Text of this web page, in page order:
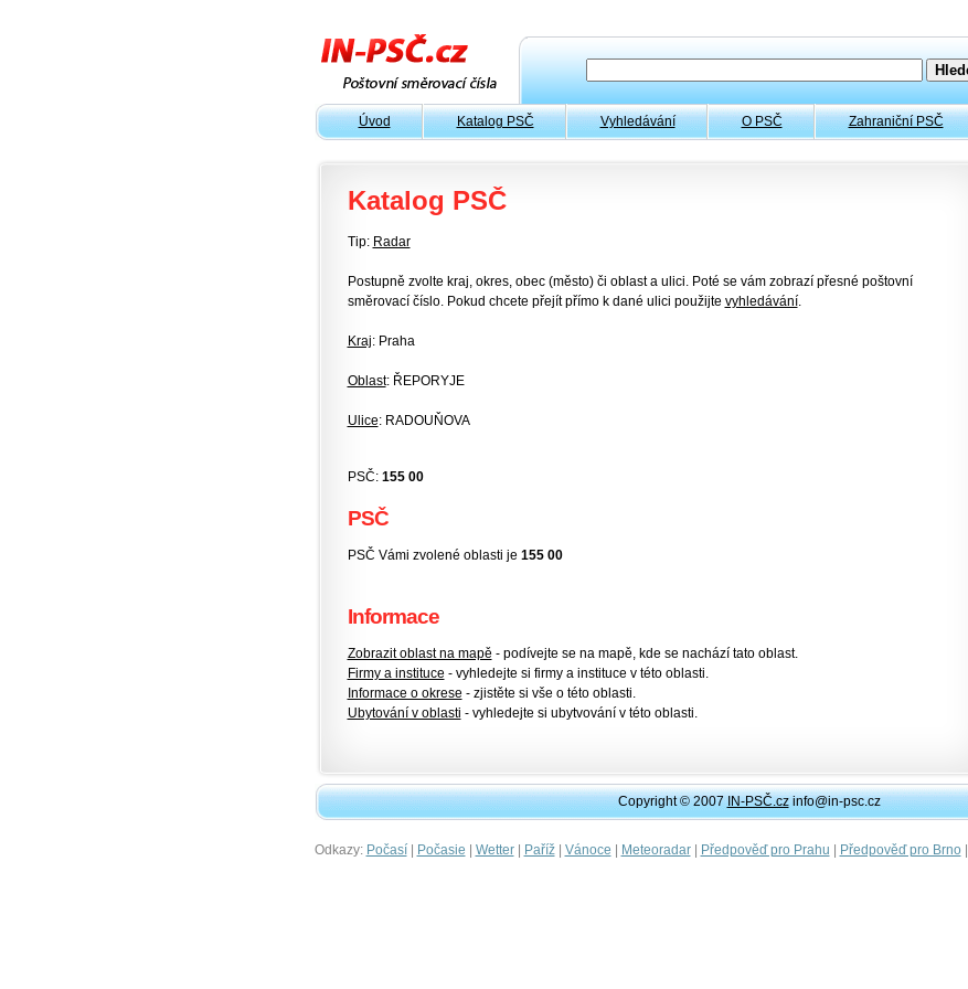
Úvod Katalog PSČ Vyhledávání O PSČ Zahraniční PSČ
Katalog PSČ
Tip: Radar
Postupně zvolte kraj, okres, obec (město) či oblast a ulici. Poté se vám zobrazí přesné poštovní
směrovací číslo. Pokud chcete přejít přímo k dané ulici použijte vyhledávání.
Kraj: Praha
Oblast: ŘEPORYJE
Ulice: RADOUŇOVA
PSČ: 155 00
PSČ
PSČ Vámi zvolené oblasti je 155 00
Informace
Zobrazit oblast na mapě - podívejte se na mapě, kde se nachází tato oblast.
Firmy a instituce - vyhledejte si firmy a instituce v této oblasti.
Informace o okrese - zjistěte si vše o této oblasti.
Ubytování v oblasti - vyhledejte si ubytvování v této oblasti.
Copyright © 2007IN-PSČ.czinfo@in-psc.cz
Odkazy: Počasí| Počasie | Wetter| Paříž| Vánoce | Meteoradar| Předpověď pro Prahu | Předpověď pro Brno|